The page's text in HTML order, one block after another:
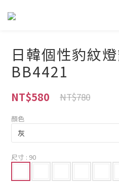
日韓個性豹紋
BB4421
NT$580 NT$780
顏色
尺寸 : 90